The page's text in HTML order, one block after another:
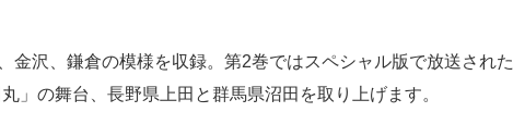
沢、鎌倉の模様を収録。第2巻ではスペシャル版で放送された
」の舞台、長野県上田と群馬県沼田を取り上げます。